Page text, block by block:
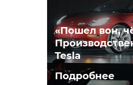
«Пошел вон,
Tesla
Подробнее